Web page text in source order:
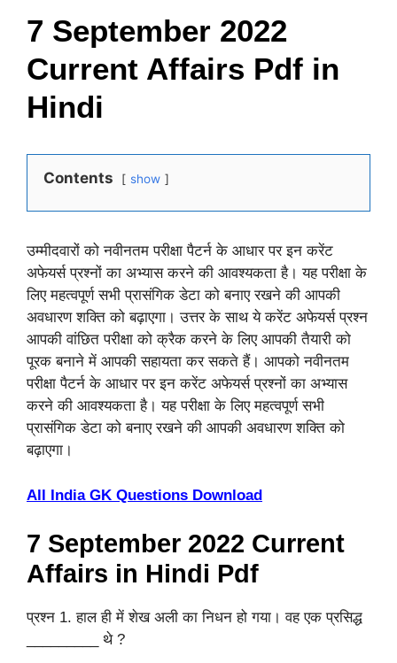
7 September 2022
Current Affairs Pdf in
Hindi
Contents show
उम्मीदवारों को नवीनतम परीक्षा पैटर्न के आधार पर इन करेंट
अफेयर्स प्रश्नों का अभ्यास करने की आवश्यकता है। यह परीक्षा के
लिए महत्वपूर्ण सभी प्रासंगिक डेटा को बनाए रखने की आपकी
अवधारण शक्ति को बढ़ाएगा। उत्तर के साथ ये करेंट अफेयर्स प्रश्न
आपकी वांछित परीक्षा को क्रैक करने के लिए आपकी तैयारी को
पूरक बनाने में आपकी सहायता कर सकते हैं। आपको नवीनतम
परीक्षा पैटर्न के आधार पर इन करेंट अफेयर्स प्रश्नों का अभ्यास
करने की आवश्यकता है। यह परीक्षा के लिए महत्वपूर्ण सभी
प्रासंगिक डेटा को बनाए रखने की आपकी अवधारण शक्ति को
बढ़ाएगा।
All India GK Questions Download
7 September 2022 Current
Affairs in Hindi Pdf
प्रश्न 1. हाल ही में शेख अली का निधन हो गया। वह एक प्रसिद्ध
_________ थे ?